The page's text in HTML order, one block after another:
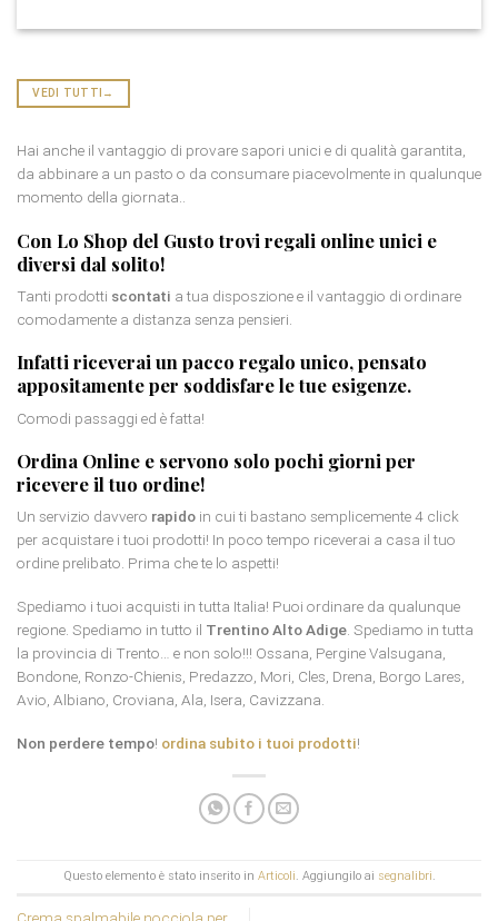
VEDI TUTTI →
Hai anche il vantaggio di provare sapori unici e di qualità garantita,
da abbinare a un pasto o da consumare piacevolmente in qualunque
momento della giornata..
Con Lo Shop del Gusto trovi regali onlineunici e
diversi dal solito!
Tanti prodotti scontati a tua disposzione e il vantaggio di ordinare
comodamente a distanza senza pensieri.
Infatti riceverai unpacco regalo unico, pensato
appositamente per soddisfare le tue esigenze.
Comodi passaggi ed è fatta!
Ordina Online e servono solo pochi giorni per
ricevere il tuo ordine!
Un servizio davvero rapido in cui ti bastano semplicemente 4 click
per acquistare i tuoi prodotti! In poco tempo riceverai a casa il tuo
ordine prelibato. Prima che te lo aspetti!
Spediamo i tuoi acquisti in tutta Italia! Puoi ordinare da qualunque
regione. Spediamo in tutto il Trentino Alto Adige . Spediamo in tutta
la provincia di Trento… e non solo!!! Ossana, Pergine Valsugana,
Bondone, Ronzo-Chienis, Predazzo, Mori, Cles, Drena, Borgo Lares,
Avio, Albiano, Croviana, Ala, Isera, Cavizzana.
Non perdere tempo! ordina subito i tuoi prodotti!
Questo elemento è stato inserito in Articoli. Aggiungilo ai segnalibri.